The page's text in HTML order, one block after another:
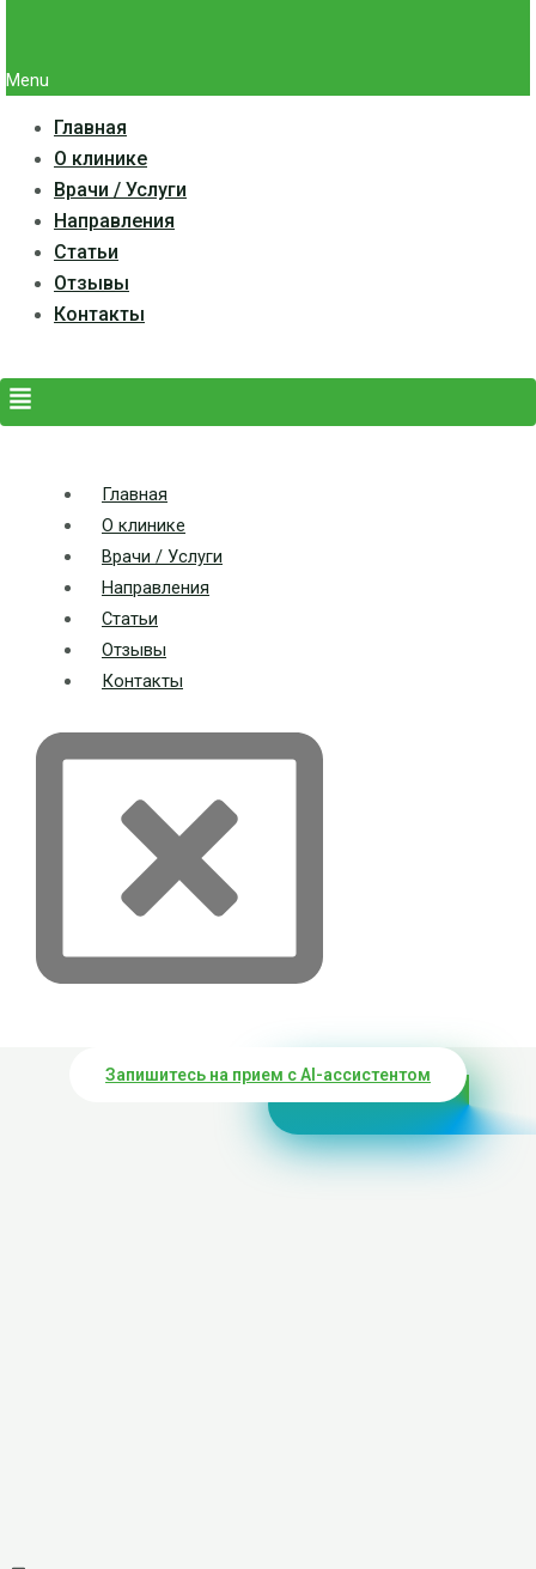
Menu
Главная
О клинике
Врачи / Услуги
Направления
Статьи
Отзывы
Контакты
Главная
О клинике
Врачи / Услуги
Направления
Статьи
Отзывы
Контакты
Запишитесь на прием с AI-ассистентом